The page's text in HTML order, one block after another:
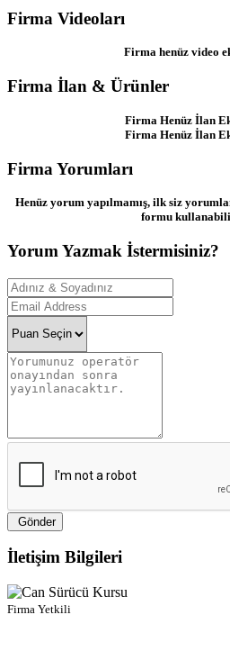
Firma Videoları
Firma henüz video
Firma İlan & Ürünler
Firma Henüz İlan
Firma Henüz İlan
Firma Yorumları
Henüz yorum yapılmamış, ilk siz
formu
Yorum Yazmak İstermisiniz?
Gönder
İletişim Bilgileri
Firma Yetkili